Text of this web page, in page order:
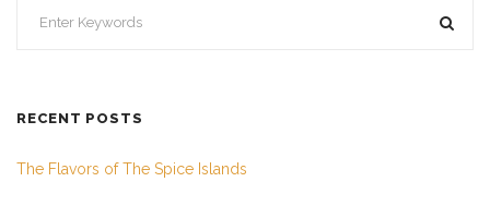
RECENT POSTS
The Flavors of The Spice Islands